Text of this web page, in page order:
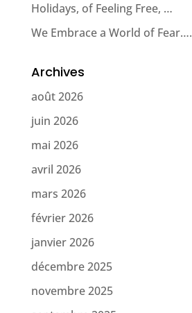
Holidays, of Feeling Free, …
We Embrace a World of Fear….
Archives
août 2026
juin 2026
mai 2026
avril 2026
mars 2026
février 2026
janvier 2026
décembre 2025
novembre 2025